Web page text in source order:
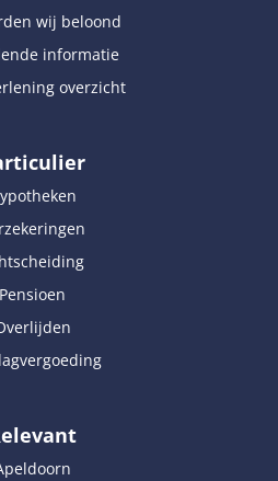
wij beloond
informatie
overzicht
Pensioen